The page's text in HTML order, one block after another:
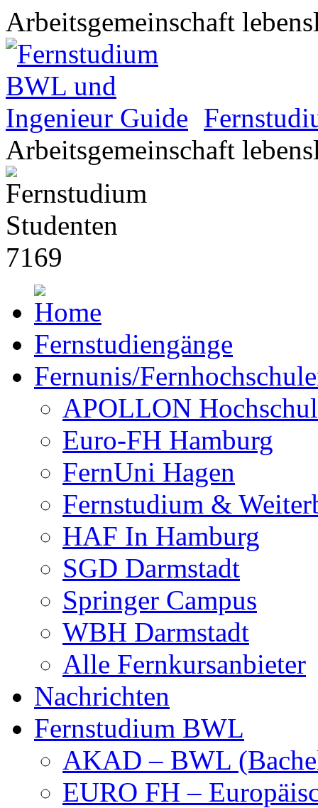
Arbeitsgemeinschaft
Arbeitsgemeinschaft
Fernstudiengänge
Fernunis/
APOLLON
Euro-FH Hamburg
FernUni Hagen
Fernstudium &
HAF In Hamburg
SGD Darmstadt
Springer Campus
WBH Darmstadt
Alle Fernkursanbieter
Nachrichten
Fernstudium BWL
AKAD – BWL
EURO FH –